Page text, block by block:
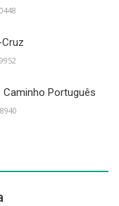
9952
Caminho Português
8940